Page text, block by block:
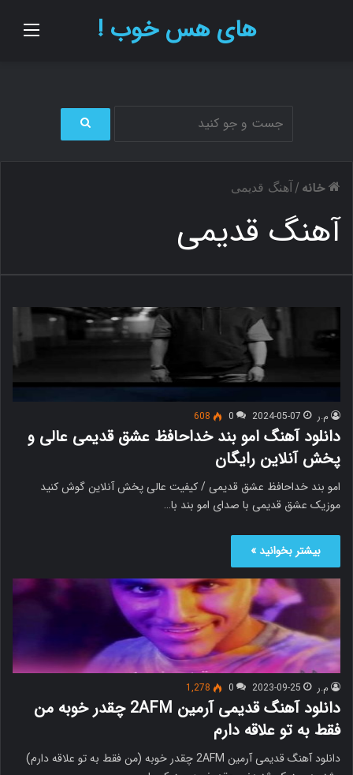
های هس خوب !
ج
ی
خانه / آهنگ قدیمی
آهنگ قدیمی
م.ر 2024-05-07
0
608
دانلود آهنگ امو بند خداحافظ عشق قدیمی عالی و
پخش آنلاین رایگان
امو بند خداحافظ عشق قدیمی / کیفیت عالی پخش آنلاین گوش کنید
موزیک عشق قدیمی با صدای امو بند با…
بیشتر بخوانید »
م.ر 2023-09-25
0
1,278
دانلود آهنگ قدیمی آرمین 2AFM چقدر خوبه من
فقط به تو علاقه دارم
دانلود آهنگ قدیمی آرمین 2AFM چقدر خوبه (من فقط به تو علاقه دارم)